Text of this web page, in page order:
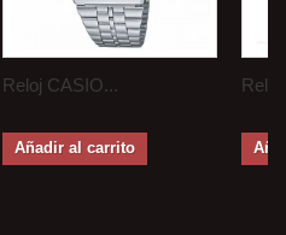
Reloj CASIO...
Añadir al carrito